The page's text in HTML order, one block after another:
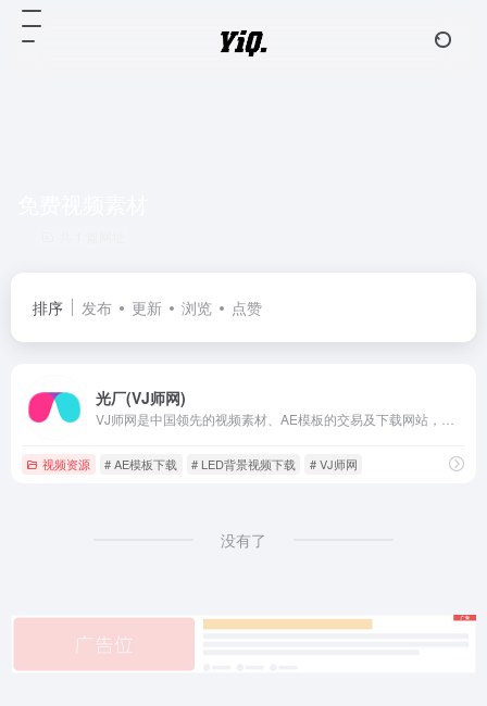
排序 发布 更新 浏览 点赞
光厂(VJ师网)
视频资源 # AE模板下载 # LED背景视频下载 # VJ师网
没有了